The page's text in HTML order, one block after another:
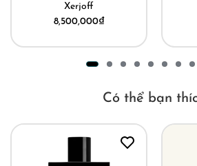
Xerjoff
8,500,000₫
Có thể bạn